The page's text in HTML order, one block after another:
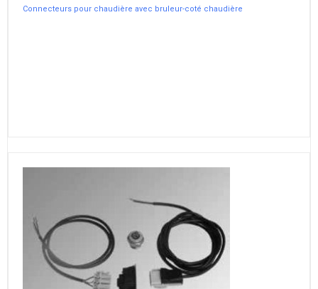
Connecteurs pour chaudière avec bruleur-coté chaudière